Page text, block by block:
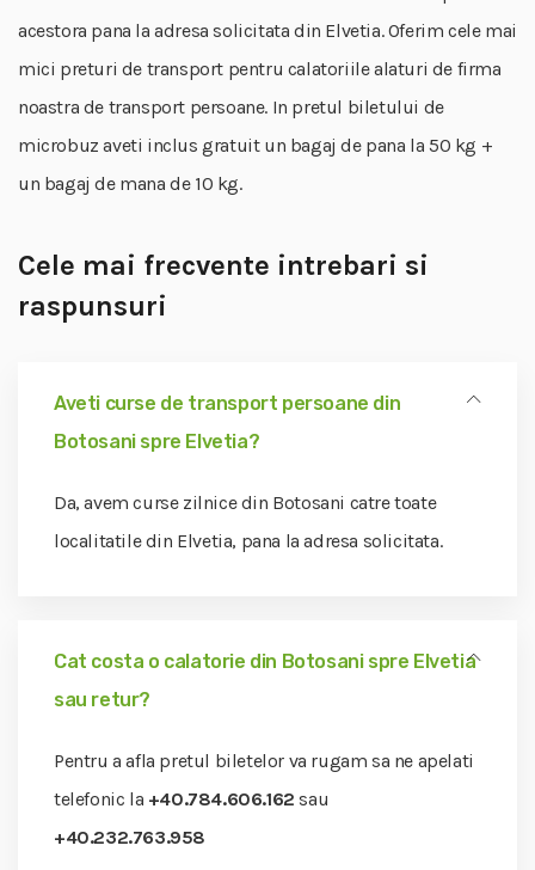
acestora pana la adresa solicitata din Elvetia. Oferim cele mai
mici preturi de transport pentru calatoriile alaturi de firma
noastra de transport persoane. In pretul biletului de
microbuz aveti inclus gratuit un bagaj de pana la 50 kg +
un bagaj de mana de 10 kg.
Cele mai frecvente intrebari si
raspunsuri
Aveti curse de transport persoane din
Botosani spre Elvetia?
Da, avem curse zilnice din Botosani catre toate
localitatile din Elvetia, pana la adresa solicitata.
Cat costa o calatorie din Botosani spre Elvetia
sau retur?
Pentru a afla pretul biletelor va rugam sa ne apelati
telefonic la +40.784.606.162 sau
+40.232.763.958